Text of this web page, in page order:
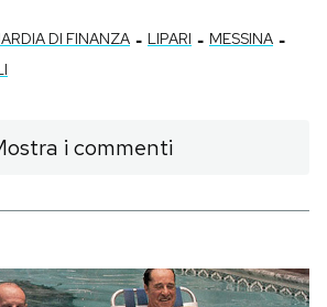
DI FINANZA - LIPARI - MESSINA -
i commenti